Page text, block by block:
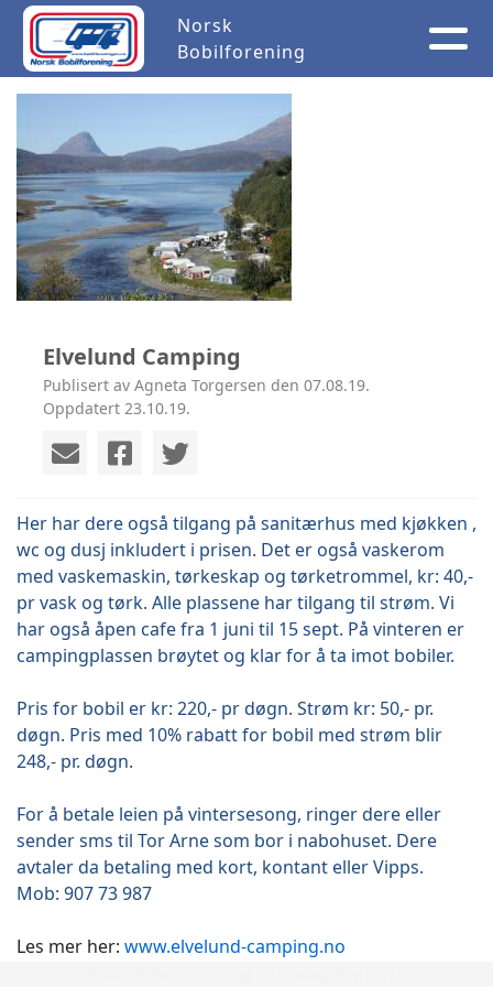
Norsk
Bobilforening
Elvelund Camping
Publisert av Agneta Torgersen den 07.08.19.
Oppdatert 23.10.19.
Her har dere også tilgang på sanitærhus med kjøkken ,
wc og dusj inkludert i prisen. Det er også vaskerom
med vaskemaskin, tørkeskap og tørketrommel, kr: 40,-
pr vask og tørk. Alle plassene har tilgang til strøm. Vi
har også åpen cafe fra 1 juni til 15 sept. På vinteren er
campingplassen brøytet og klar for å ta imot bobiler.
Pris for bobil er kr: 220,- pr døgn. Strøm kr: 50,- pr.
døgn. Pris med 10% rabatt for bobil med strøm blir
248,- pr. døgn.
For å betale leien på vintersesong, ringer dere eller
sender sms til Tor Arne som bor i nabohuset. Dere
avtaler da betaling med kort, kontant eller Vipps.
Mob: 907 73 987
Les mer her: www.elvelund-camping.no